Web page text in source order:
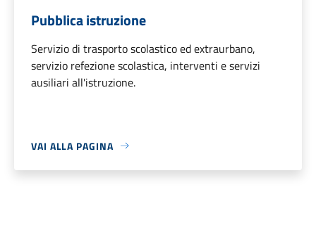
Pubblica istruzione
Servizio di trasporto scolastico ed extraurbano,
servizio refezione scolastica, interventi e servizi
ausiliari all'istruzione.
VAI ALLA PAGINA